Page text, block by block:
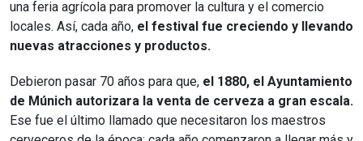
una feria agrícola para promover la cultura y el comercio
locales. Así, cada año, el festival fue creciendo y llevando
nuevas atracciones y productos.
Debieron pasar 70 años para que, el 1880, el Ayuntamiento
de Múnich autorizara la venta de cerveza a gran escala.
Ese fue el último llamado que necesitaron los maestros